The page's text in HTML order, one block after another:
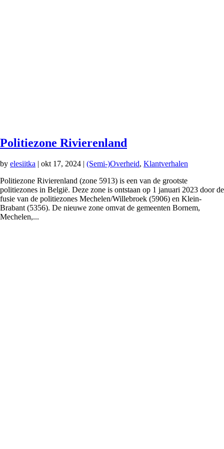
Politiezone Rivierenland
by elesiitka | okt 17, 2024 | (Semi-)Overheid, Klantverhalen
Politiezone Rivierenland (zone 5913) is een van de grootste
politiezones in België. Deze zone is ontstaan op 1 januari 2023 door de
fusie van de politiezones Mechelen/Willebroek (5906) en Klein-
Brabant (5356). De nieuwe zone omvat de gemeenten Bornem,
Mechelen,...